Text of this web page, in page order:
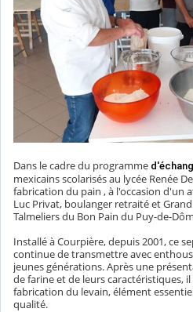
Dans le cadre du programme
mexicains scolarisés au lycée Renée
fabrication du pain , à l'occasion d'un
Luc Privat, boulanger retraité et
Talmeliers du Bon Pain du Puy-de-
Installé à Courpière, depuis 2001, ce
continue de transmettre avec
jeunes générations. Après une
de farine et de leurs caractéristiques,
fabrication du levain, élément
qualité.